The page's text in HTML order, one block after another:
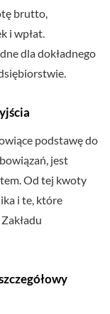
brutto,
i wpłat.
dla dokładnego
podstawę do
jest
Od tej kwoty
i te, które